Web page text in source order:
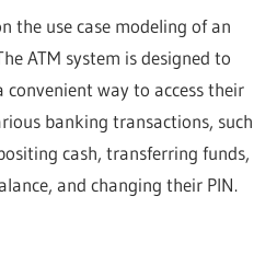
the use case modeling of an
ATM system is designed to
way to access their
banking transactions, such
cash, transferring funds,
and changing their PIN.